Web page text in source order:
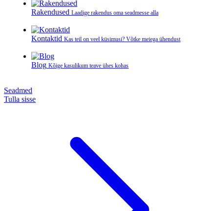
Rakendused Laadige rakendus oma seadmesse alla
Kontaktid Kas teil on veel küsimusi? Võtke meiega ühendust
Blog Kõige kasulikum teave ühes kohas
Seadmed
Tulla sisse